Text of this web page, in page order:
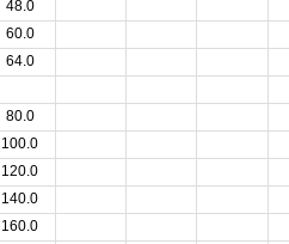
48.0
60.0
64.0
80.0
100.0
120.0
140.0
160.0